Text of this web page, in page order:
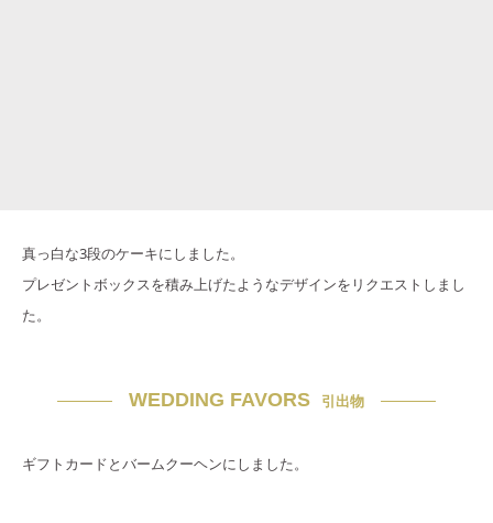
真っ白な3段のケーキにしました。
プレゼントボックスを積み上げたようなデザインをリクエストしまし
た。
WEDDING FAVORS 引出物
ギフトカードとバームクーヘンにしました。